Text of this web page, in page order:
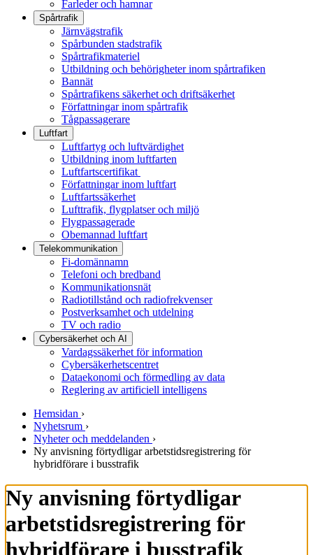
Farleder och hamnar
Spårtrafik
Järnvägstrafik
Spårbunden stadstrafik
Spårtrafikmateriel
Utbildning och behörigheter inom spårtrafiken
Bannät
Spårtrafikens säkerhet och driftsäkerhet
Författningar inom spårtrafik
Tågpassagerare
Luftfart
Luftfartyg och luftvärdighet
Utbildning inom luftfarten
Luftfartscertifikat
Författningar inom luftfart
Luftfartssäkerhet
Lufttrafik, flygplatser och miljö
Flygpassagerade
Obemannad luftfart
Telekommunikation
Fi-domännamn
Telefoni och bredband
Kommunikationsnät
Radiotillstånd och radiofrekvenser
Postverksamhet och utdelning
TV och radio
Cybersäkerhet och AI
Vardagssäkerhet för information
Cybersäkerhetscentret
Dataekonomi och förmedling av data
Reglering av artificiell intelligens
Hemsidan ›
Nyhetsrum ›
Nyheter och meddelanden ›
Ny anvisning förtydligar arbetstidsregistrering för
hybridförare i busstrafik
Ny anvisning förtydligar
arbetstidsregistrering för
hybridförare i busstrafik